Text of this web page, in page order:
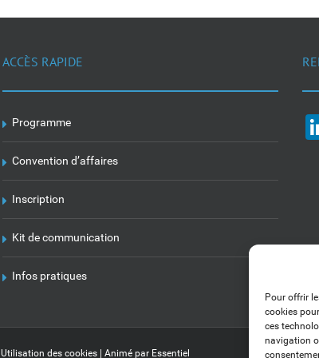
Pour offrir
cookies
ces
navigation
ACCÈS RAPIDE
Programme
Convention d’affaires
Inscription
Kit de communication
Infos pratiques
Utilisation des cookies | Animé par Essentiel